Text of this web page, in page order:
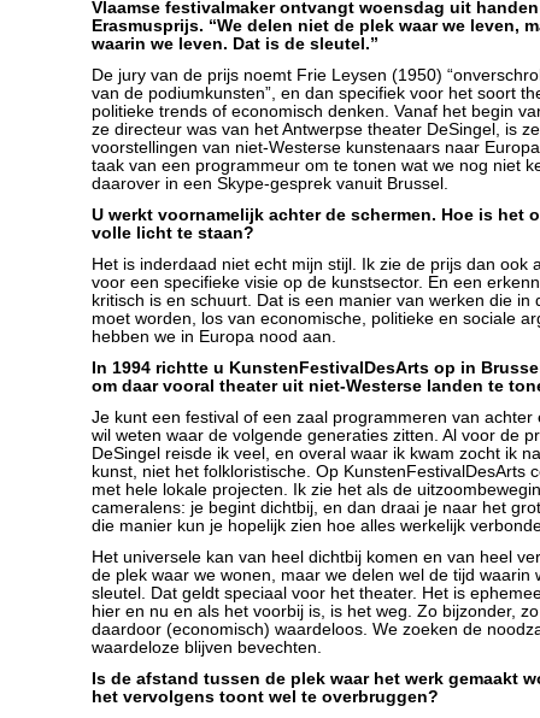
Vlaamse festivalmaker ontvangt woensdag uit
Erasmusprijs. “We delen niet de plek waar we leven,
waarin we leven. Dat is de sleutel.”
De jury van de prijs noemt Frie Leysen (1950)
van de podiumkunsten”, en dan specifiek voor het soort
politieke trends of economisch denken. Vanaf het begin
ze directeur was van het Antwerpse theater DeSingel, is
voorstellingen van niet-Westerse kunstenaars naar
taak van een programmeur om te tonen wat we nog niet
daarover in een Skype-gesprek vanuit Brussel.
U werkt voornamelijk achter de schermen. Hoe is het
volle licht te staan?
Het is inderdaad niet echt mijn stijl. Ik zie de prijs dan ook
voor een specifieke visie op de kunstsector. En een
kritisch is en schuurt. Dat is een manier van werken die in
moet worden, los van economische, politieke en sociale
hebben we in Europa nood aan.
In 1994 richtte u KunstenFestivalDesArts op in
om daar vooral theater uit niet-Westerse landen te
Je kunt een festival of een zaal programmeren van achter
wil weten waar de volgende generaties zitten. Al voor de
DeSingel reisde ik veel, en overal waar ik kwam zocht ik
kunst, niet het folkloristische. Op KunstenFestivalDesArts
met hele lokale projecten. Ik zie het als de
cameralens: je begint dichtbij, en dan draai je naar het
die manier kun je hopelijk zien hoe alles werkelijk
Het universele kan van heel dichtbij komen en van heel
de plek waar we wonen, maar we delen wel de tijd waarin
sleutel. Dat geldt speciaal voor het theater. Het is
hier en nu en als het voorbij is, is het weg. Zo bijzonder,
daardoor (economisch) waardeloos. We zoeken de
waardeloze blijven bevechten.
Is de afstand tussen de plek waar het werk gemaakt
het vervolgens toont wel te overbruggen?